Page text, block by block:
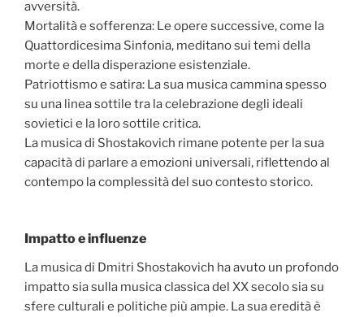
avversità.
Mortalità e sofferenza: Le opere successive, come la
Quattordicesima Sinfonia, meditano sui temi della
morte e della disperazione esistenziale.
Patriottismo e satira: La sua musica cammina spesso
su una linea sottile tra la celebrazione degli ideali
sovietici e la loro sottile critica.
La musica di Shostakovich rimane potente per la sua
capacità di parlare a emozioni universali, riflettendo al
contempo la complessità del suo contesto storico.
Impatto e influenze
La musica di Dmitri Shostakovich ha avuto un profondo
impatto sia sulla musica classica del XX secolo sia su
sfere culturali e politiche più ampie. La sua eredità è